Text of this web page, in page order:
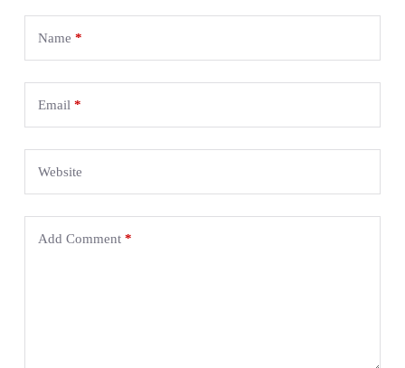
Name *
Email *
Website
Add Comment*